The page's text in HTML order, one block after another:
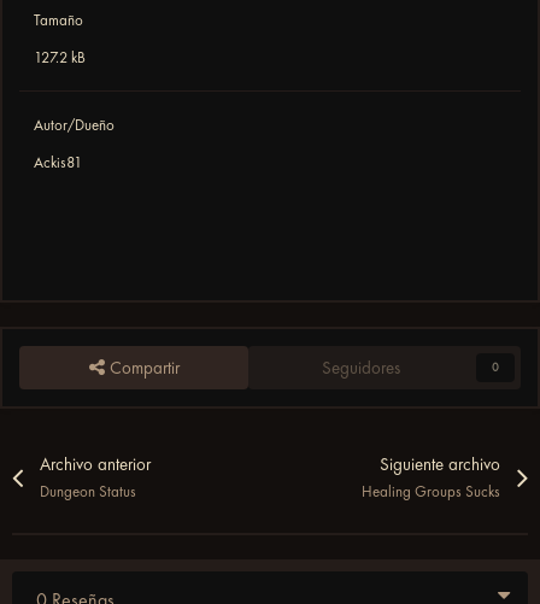
Tamaño
127.2 kB
Autor/Dueño
Ackis81
Compartir Seguidores 0
Archivo anterior
Dungeon Status
Siguiente archivo
Healing Groups Sucks